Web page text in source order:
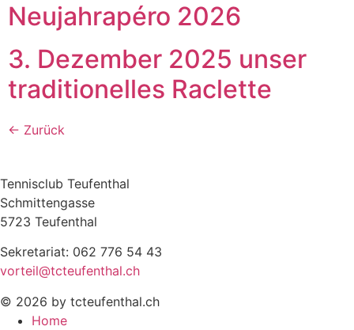
Neujahrapéro 2026
3. Dezember 2025 unser
traditionelles Raclette
← Zurück
Tennisclub Teufenthal
Schmittengasse
5723 Teufenthal
Sekretariat: 062 776 54 43
vorteil@tcteufenthal.ch
© 2026 by tcteufenthal.ch
Home